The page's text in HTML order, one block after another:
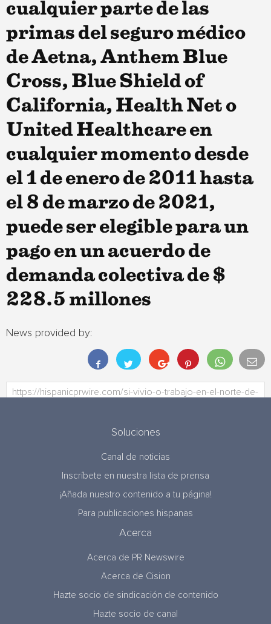
cualquier parte de las
primas del seguro médico
de Aetna, Anthem Blue
Cross, Blue Shield of
California, Health Net o
United Healthcare en
cualquier momento desde
el 1 de enero de 2011 hasta
el 8 de marzo de 2021,
puede ser elegible para un
pago en un acuerdo de
demanda colectiva de $
228.5 millones
News provided by:
Soluciones
Canal de noticias
Inscríbete en nuestra lista de prensa
¡Añada nuestro contenido a tu página!
Para publicaciones hispanas
Acerca
Acerca de PR Newswire
Acerca de Cision
Hazte socio de sindicación de contenido
Hazte socio de canal